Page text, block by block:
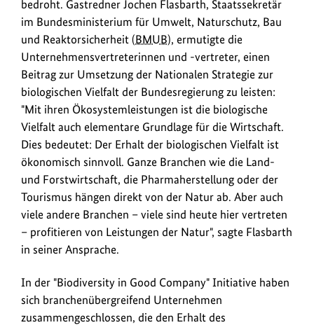
und
Handlungsmöglichkeiten
zum
Erhalt
des
Naturkapitals
zu
diskutieren.
bedroht. Gastredner Jochen Flasbarth, Staatssekretär
im Bundesministerium für Umwelt, Naturschutz, Bau
und Reaktorsicherheit (BMUB), ermutigte die
Unternehmensvertreterinnen und -vertreter, einen
Beitrag zur Umsetzung der Nationalen Strategie zur
biologischen Vielfalt der Bundesregierung zu leisten:
"Mit ihren Ökosystemleistungen ist die biologische
Vielfalt auch elementare Grundlage für die Wirtschaft.
Dies bedeutet: Der Erhalt der biologischen Vielfalt ist
ökonomisch sinnvoll. Ganze Branchen wie die Land-
und Forstwirtschaft, die Pharmaherstellung oder der
Tourismus hängen direkt von der Natur ab. Aber auch
viele andere Branchen – viele sind heute hier vertreten
– profitieren von Leistungen der Natur", sagte Flasbarth
in seiner Ansprache.
In der "Biodiversity in Good Company" Initiative haben
sich branchenübergreifend Unternehmen
zusammengeschlossen, die den Erhalt des